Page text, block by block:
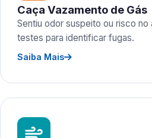
Caça Vazamento de Gás
Sentiu odor suspeito ou risco no
testes para identificar fugas.
Saiba Mais